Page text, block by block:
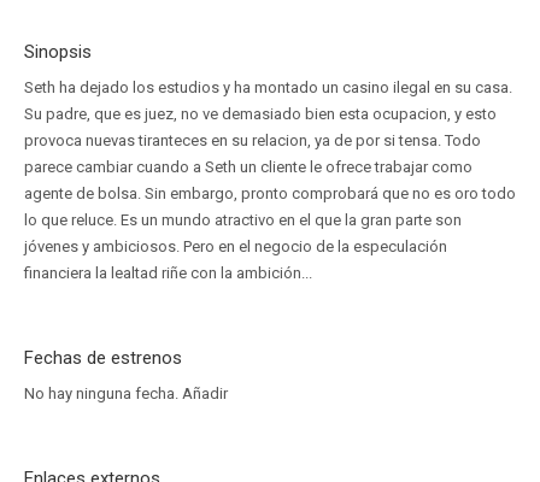
Sinopsis
Seth ha dejado los estudios y ha montado un casino ilegal en su casa.
Su padre, que es juez, no ve demasiado bien esta ocupacion, y esto
provoca nuevas tiranteces en su relacion, ya de por si tensa. Todo
parece cambiar cuando a Seth un cliente le ofrece trabajar como
agente de bolsa. Sin embargo, pronto comprobará que no es oro todo
lo que reluce. Es un mundo atractivo en el que la gran parte son
jóvenes y ambiciosos. Pero en el negocio de la especulación
financiera la lealtad riñe con la ambición...
Fechas de estrenos
No hay ninguna fecha. Añadir